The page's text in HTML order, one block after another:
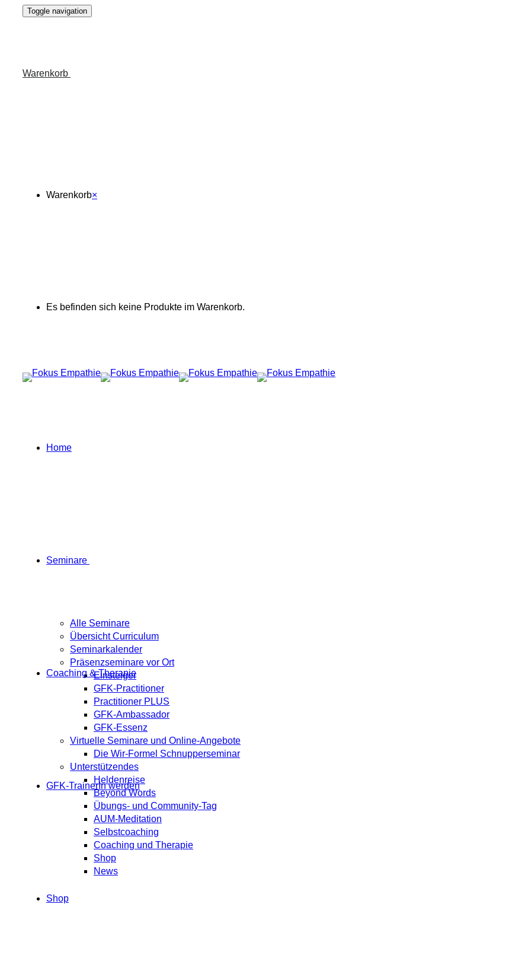
Toggle navigation
Warenkorb
Warenkorb×
Es befinden sich keine Produkte im Warenkorb.
Home
Seminare
Alle Seminare
Übersicht Curriculum
Seminarkalender
Präsenzseminare vor Ort
Einsteiger
GFK-Practitioner
Practitioner PLUS
GFK-Ambassador
GFK-Essenz
Virtuelle Seminare und Online-Angebote
Die Wir-Formel Schnupperseminar
Unterstützendes
Heldenreise
Beyond Words
Übungs- und Community-Tag
AUM-Meditation
Selbstcoaching
Coaching und Therapie
Shop
News
Coaching & Therapie
GFK-TrainerIn werden
Shop